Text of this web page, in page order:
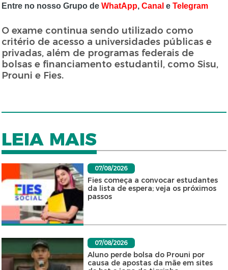
Entre no nosso Grupo deWhatApp,Canal eTelegram
O exame continua sendo utilizado como
critério de acesso a universidades públicas e
privadas, além de programas federais de
bolsas e financiamento estudantil, como Sisu,
Prouni e Fies.
LEIA MAIS
07/08/2026
Fies começa a convocar estudantes
da lista de espera; veja os próximos
passos
07/08/2026
Aluno perde bolsa do Prouni por
causa de apostas da mãe em sites